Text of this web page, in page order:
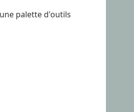
palette d'outils